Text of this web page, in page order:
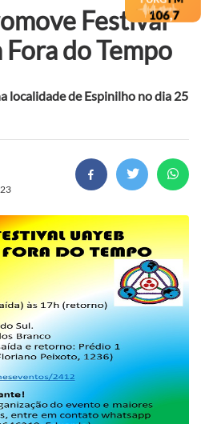
Festival
do Tempo
localidade de Espinilho no dia 25